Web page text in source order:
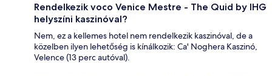
Rendelkezik voco Venice Mestre - The Quid by IHG
helyszíni kaszinóval?
Nem, ez a kellemes hotel nem rendelkezik kaszinóval, de a
közelben ilyen lehetőség is kínálkozik: Ca' Noghera Kaszinó,
Velence (13 perc autóval).